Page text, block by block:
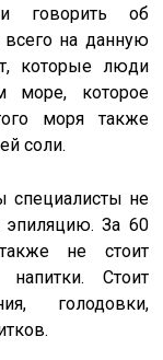
говорить об
всего на данную
которые люди
море, которое
моря также
соли.
специалисты не
эпиляцию. За 60
не стоит
напитки. Стоит
голодовки,